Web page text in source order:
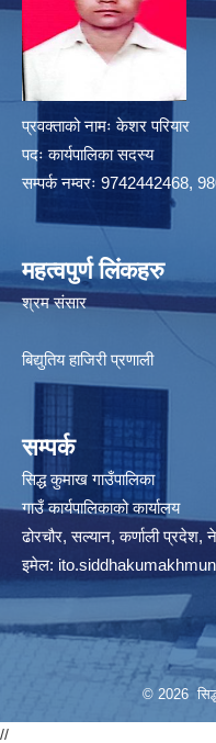
प्रवक्ताको नामः केशर परियार
पदः कार्यपालिका सदस्य
सम्पर्क नम्वरः 9742442468,
महत्वपुर्ण लिंकहरु
श्रम संसार
बिद्युतिय हाजिरी प्रणाली
सम्पर्क
सिद्ध कुमाख गाउँपालिका
गाउँ कार्यपालिकाको कार्यालय
ढोरचौर, सल्यान, कर्णाली प्रदेश,
इमेल:
© 2026
//